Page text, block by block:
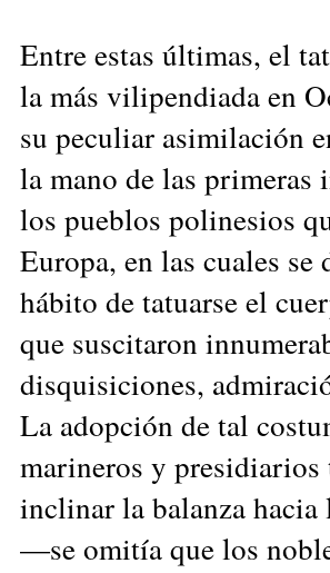
Entre estas últimas, el
la más vilipendiada en
su peculiar asimilación
la mano de las primeras
los pueblos polinesios
Europa, en las cuales se
hábito de tatuarse el
que suscitaron
disquisiciones,
La adopción de tal
marineros y
inclinar la balanza hacia
—se omitía que los